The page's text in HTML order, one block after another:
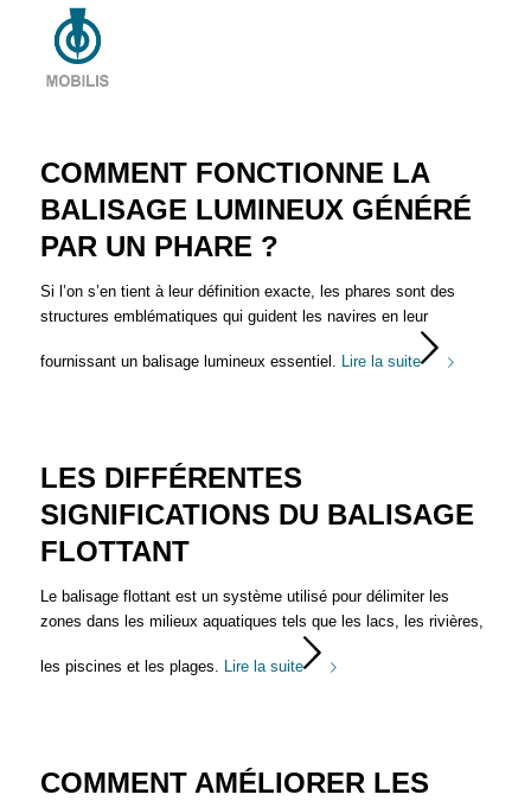
COMMENT FONCTIONNE LA
BALISAGE LUMINEUX GÉNÉRÉ
PAR UN PHARE ?
Si l’on s’en tient à leur définition exacte, les phares sont des
structures emblématiques qui guident les navires en leur
fournissant un balisage lumineux essentiel. Lire la suite
LES DIFFÉRENTES
SIGNIFICATIONS DU BALISAGE
FLOTTANT
Le balisage flottant est un système utilisé pour délimiter les
zones dans les milieux aquatiques tels que les lacs, les rivières,
les piscines et les plages. Lire la suite
COMMENT AMÉLIORER LES